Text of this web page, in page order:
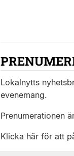
Lokalnytts
evenemang.
Prenumerationen
Klicka här för att